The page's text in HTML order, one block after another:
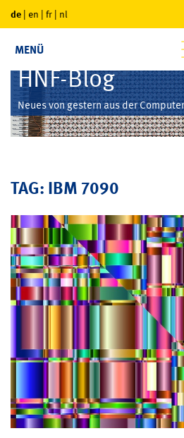
de | en | fr | nl
MENÜ
HNF-Blog
Neues von gestern aus der
TAG: IBM 7090